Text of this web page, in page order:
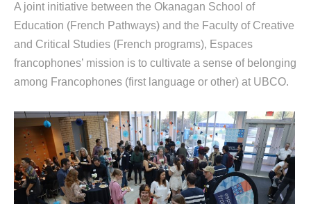
A joint initiative between the Okanagan School of
Education (French Pathways) and the Faculty of Creative
and Critical Studies (French programs), Espaces
francophones’ mission is to cultivate a sense of belonging
among Francophones (first language or other) at UBCO.